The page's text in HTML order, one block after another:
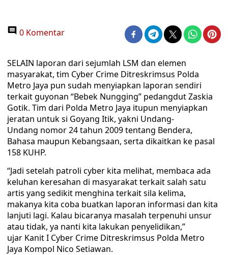
0 Komentar
SELAIN laporan dari sejumlah LSM dan elemen
masyarakat, tim Cyber Crime Ditreskrimsus Polda
Metro Jaya pun sudah menyiapkan laporan sendiri
terkait guyonan “Bebek Nungging” pedangdut Zaskia
Gotik. Tim dari Polda Metro Jaya itupun menyiapkan
jeratan untuk si Goyang Itik, yakni Undang-
Undang nomor 24 tahun 2009 tentang Bendera,
Bahasa maupun Kebangsaan, serta dikaitkan ke pasal
158 KUHP.
“Jadi setelah patroli cyber kita melihat, membaca ada
keluhan keresahan di masyarakat terkait salah satu
artis yang sedikit menghina terkait sila kelima,
makanya kita coba buatkan laporan informasi dan kita
lanjuti lagi. Kalau bicaranya masalah terpenuhi unsur
atau tidak, ya nanti kita lakukan penyelidikan,”
ujar Kanit I Cyber Crime Ditreskrimsus Polda Metro
Jaya Kompol Nico Setiawan.